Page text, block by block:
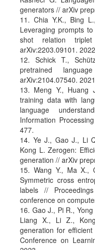
generators // arXiv
11. Chia Y.K., Bing
Leveraging prompts
shot relation
arXiv:2203.09101.
12. Schick T.,
pretrained
arXiv:2104.07540.
13. Meng Y., Huang
training data with
language
Information
477.
14. Ye J., Gao J., Li
Kong L. Zerogen:
generation // arXiv
15. Wang Y., Ma X.,
Symmetric cross
labels //
conference on
16. Gao J., Pi R.,
Liang X., Li Z.,
generation for
Conference on